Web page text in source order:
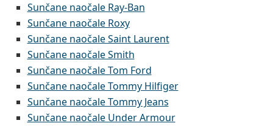
Sunčane naočale Ray-Ban
Sunčane naočale Roxy
Sunčane naočale Saint Laurent
Sunčane naočale Smith
Sunčane naočale Tom Ford
Sunčane naočale Tommy Hilfiger
Sunčane naočale Tommy Jeans
Sunčane naočale Under Armour